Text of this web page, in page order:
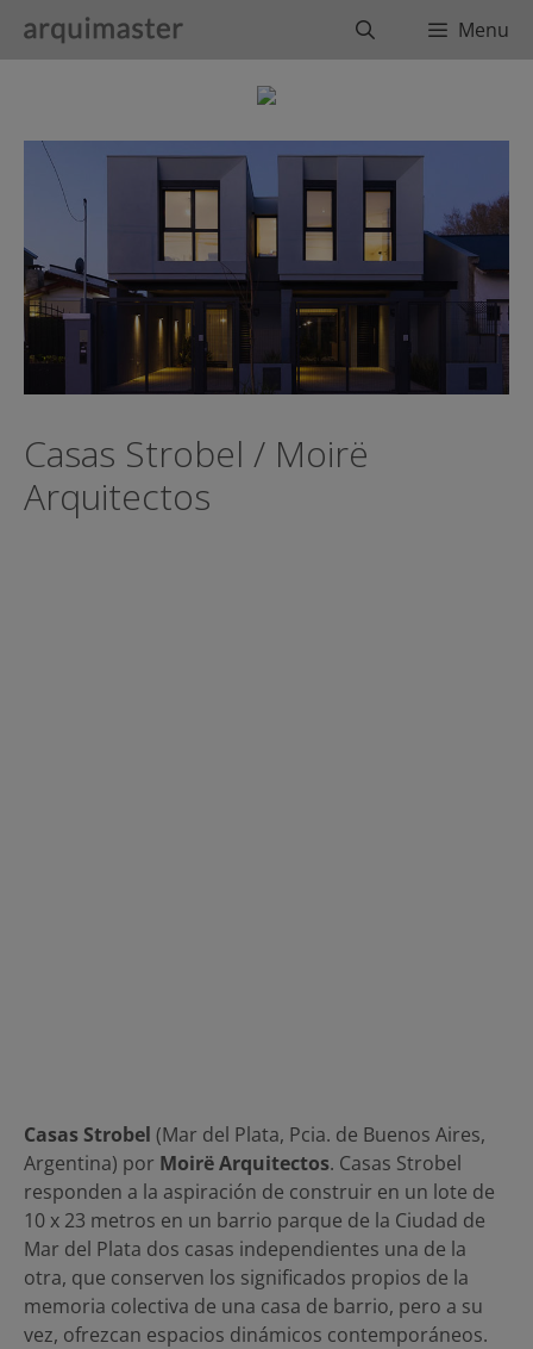
BuscarMenu
Casas Strobel / Moirë
Arquitectos
Casas Strobel (Mar del Plata, Pcia. de Buenos Aires,
Argentina) por Moirë Arquitectos. Casas Strobel
responden a la aspiración de construir en un lote de
10 x 23 metros en un barrio parque de la Ciudad de
Mar del Plata dos casas independientes una de la
otra, que conserven los significados propios de la
memoria colectiva de una casa de barrio, pero a su
vez, ofrezcan espacios dinámicos contemporáneos.